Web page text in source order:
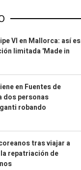
VI en Mallorca: así es
limitada 'Made in
en Fuentes de
dos personas
robando
tras viajar a
repatriación de